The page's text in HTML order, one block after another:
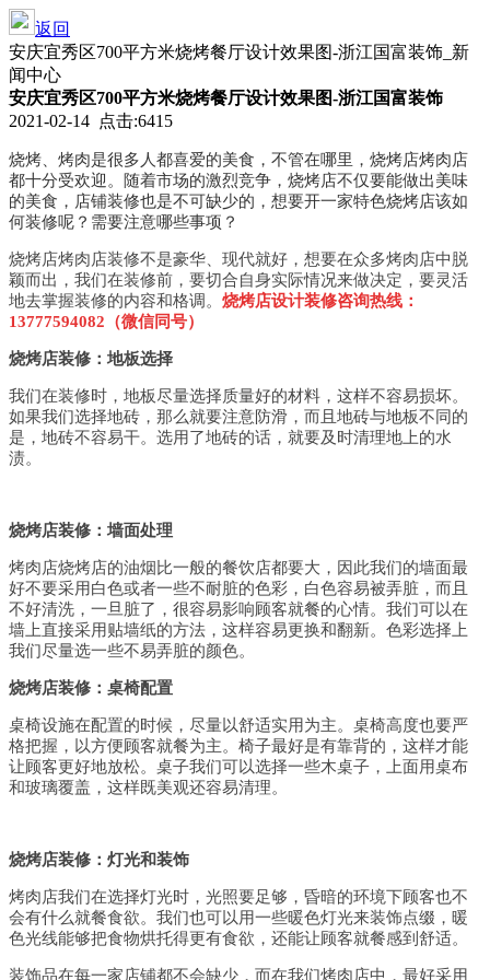
返回
安庆宜秀区700平方米烧烤餐厅设计效果图-浙江国富装饰_新
闻中心
安庆宜秀区700平方米烧烤餐厅设计效果图-浙江国富装饰
2021-02-14 点击:6415
烧烤、烤肉是很多人都喜爱的美食，不管在哪里，烧烤店烤肉店
都十分受欢迎。随着市场的激烈竞争，烧烤店不仅要能做出美味
的美食，店铺装修也是不可缺少的，想要开一家特色烧烤店该如
何装修呢？需要注意哪些事项？
烧烤店烤肉店装修不是豪华、现代就好，想要在众多烤肉店中脱
颖而出，我们在装修前，要切合自身实际情况来做决定，要灵活
地去掌握装修的内容和格调。 烧烤店设计装修咨询热线：
13777594082（微信同号）
烧烤店装修：地板选择
我们在装修时，地板尽量选择质量好的材料，这样不容易损坏。
如果我们选择地砖，那么就要注意防滑，而且地砖与地板不同的
是，地砖不容易干。选用了地砖的话，就要及时清理地上的水
渍。
烧烤店装修：墙面处理
烤肉店烧烤店的油烟比一般的餐饮店都要大，因此我们的墙面最
好不要采用白色或者一些不耐脏的色彩，白色容易被弄脏，而且
不好清洗，一旦脏了，很容易影响顾客就餐的心情。我们可以在
墙上直接采用贴墙纸的方法，这样容易更换和翻新。色彩选择上
我们尽量选一些不易弄脏的颜色。
烧烤店装修：桌椅配置
桌椅设施在配置的时候，尽量以舒适实用为主。桌椅高度也要严
格把握，以方便顾客就餐为主。椅子最好是有靠背的，这样才能
让顾客更好地放松。桌子我们可以选择一些木桌子，上面用桌布
和玻璃覆盖，这样既美观还容易清理。
烧烤店装修：灯光和装饰
烤肉店我们在选择灯光时，光照要足够，昏暗的环境下顾客也不
会有什么就餐食欲。我们也可以用一些暖色灯光来装饰点缀，暖
色光线能够把食物烘托得更有食欲，还能让顾客就餐感到舒适。
装饰品在每一家店铺都不会缺少，而在我们烤肉店中，最好采用